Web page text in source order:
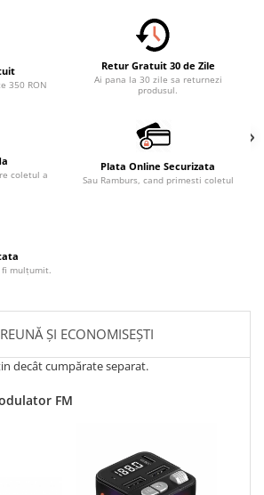
350 RON
Retur Gratuit 30 de Zile
Ai pana la 30 zile sa returnezi
produsul.
coletul a
Plata Online Securizata
Sau Ramburs, cand primesti coletul
fi mulțumit.
ȘI ECONOMISEȘTI
decât cumpărate separat.
FM